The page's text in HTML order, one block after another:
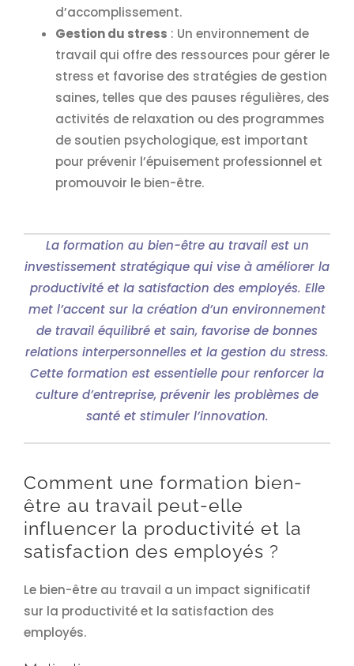
d’accomplissement.
Gestion du stress : Un environnement de
travail qui offre des ressources pour gérer le
stress et favorise des stratégies de gestion
saines, telles que des pauses régulières, des
activités de relaxation ou des programmes
de soutien psychologique, est important
pour prévenir l’épuisement professionnel et
promouvoir le bien-être.
La formation au bien-être au travail est un
investissement stratégique qui vise à améliorer la
productivité et la satisfaction des employés. Elle
met l’accent sur la création d’un environnement
de travail équilibré et sain, favorise de bonnes
relations interpersonnelles et la gestion du stress.
Cette formation est essentielle pour renforcer la
culture d’entreprise, prévenir les problèmes de
santé et stimuler l’innovation.
Comment une formation bien-
être au travail peut-elle
influencer la productivité et la
satisfaction des employés ?
Le bien-être au travail a un impact significatif
sur la productivité et la satisfaction des
employés.